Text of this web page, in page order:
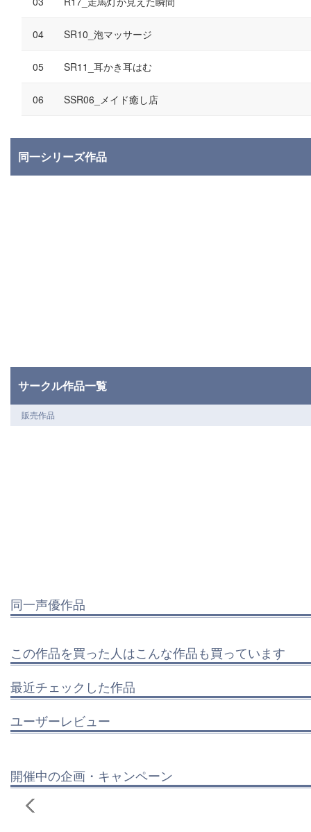
SR10_泡マッサージ
SR11_耳かき耳はむ
SSR06_メイド癒し店
同一シリーズ作品
サークル作品一覧
販売作品
同一声優作品
この作品を買った人はこんな作品も買っています
最近チェックした作品
ユーザーレビュー
開催中の企画・キャンペーン